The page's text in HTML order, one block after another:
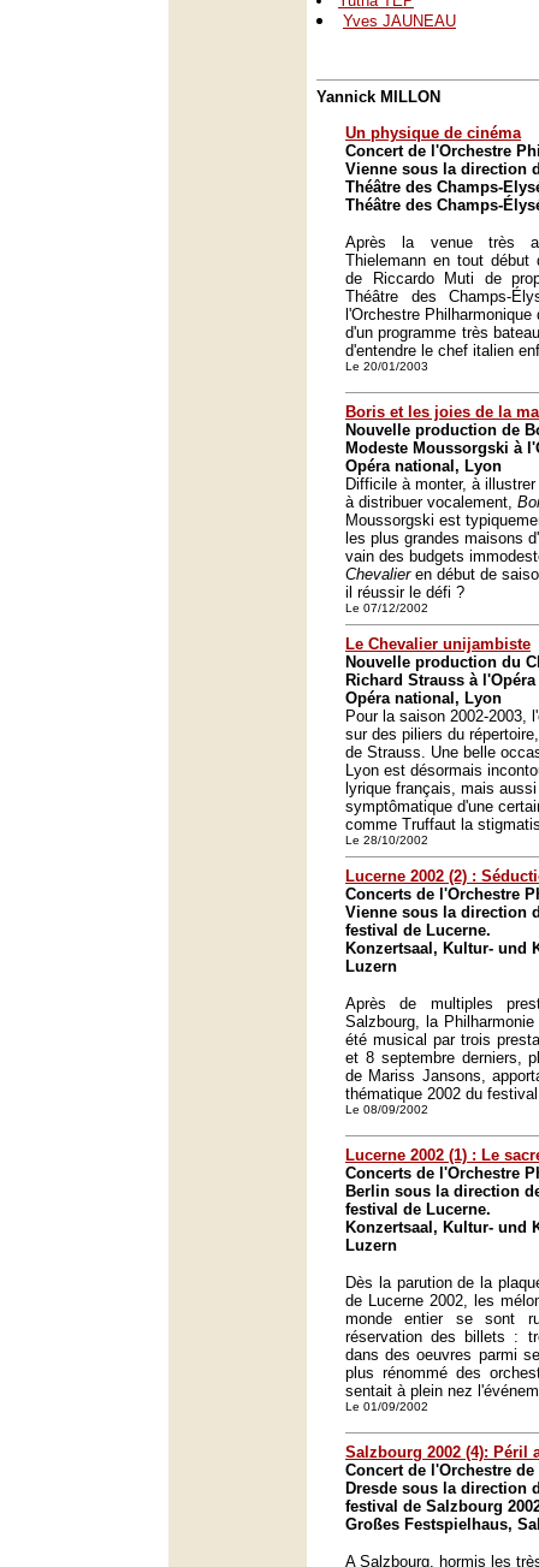
Yves JAUNEAU
Yannick MILLON
Un physique de cinéma
Concert de l'Orchestre
Vienne sous la direction
Théâtre des Champs-
Théâtre des Champs-
Après la venue très
Thielemann en tout
de Riccardo Muti de
Théâtre des Champs-
l'Orchestre
d'un programme très
d'entendre le chef italien
Le 20/01/2003
Boris et les joies de la
Nouvelle production de
Modeste Moussorgski à
Opéra national, Lyon
Difficile à monter, à
à distribuer vocalement,
Moussorgski est
les plus grandes maisons
vain des budgets
Chevalieren début de
il réussir le défi ?
Le 07/12/2002
Le Chevalier unijambiste
Nouvelle production du
Richard Strauss à
Opéra national, Lyon
Pour la saison 2002-2003,
sur des piliers du
de Strauss. Une belle
Lyon est désormais
lyrique français, mais
symptômatique d'une
comme Truffaut la
Le 28/10/2002
Lucerne 2002 (2) :
Concerts de l'Orchestre
Vienne sous la direction
festival de Lucerne.
Konzertsaal, Kultur- und
Luzern
Après de multiples
Salzbourg, la
été musical par trois
et 8 septembre derniers,
de Mariss Jansons,
thématique 2002 du
Le 08/09/2002
Lucerne 2002 (1) : Le
Concerts de l'Orchestre
Berlin sous la direction
festival de Lucerne.
Konzertsaal, Kultur- und
Luzern
Dès la parution de la
de Lucerne 2002, les
monde entier se sont
réservation des billets :
dans des oeuvres parmi
plus rénommé des
sentait à plein nez
Le 01/09/2002
Salzbourg 2002 (4): Péril
Concert de l'Orchestre
Dresde sous la direction
festival de Salzbourg
Großes Festspielhaus,
A Salzbourg, hormis les